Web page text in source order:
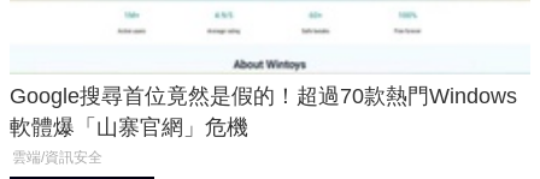
Google搜尋首位竟然是假的！超過70款熱門Windows
軟體爆「山寨官網」危機
雲端/資訊安全